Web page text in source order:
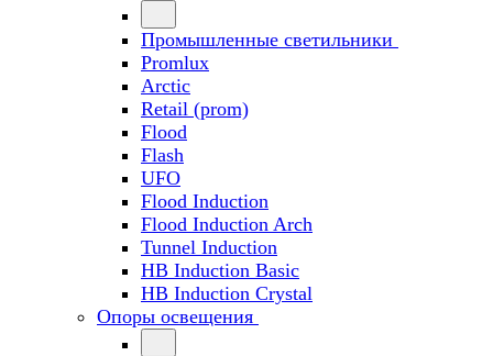
Промышленные светильники
Promlux
Arctic
Retail (prom)
Flood
Flash
UFO
Flood Induction
Flood Induction Arch
Tunnel Induction
HB Induction Basic
HB Induction Crystal
Опоры освещения